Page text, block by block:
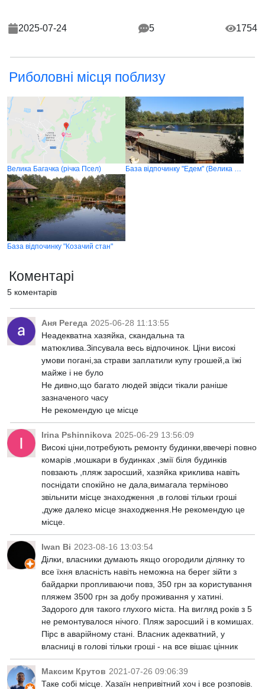
2025-07-24 5 1754
Риболовні місця поблизу
Велика Багачка (річка Псел) База відпочинку "Едем" (Велика Багачка)
База відпочинку "Козачий стан"
Коментарі
5 коментарів
Аня Регеда 2025-06-28 11:13:55
Неадекватна хазяйка, скандальна та
матюклива.Зіпсувала весь відпочинок. Ціни високі
умови погані,за страви заплатили купу грошей,а їжі
майже і не було
Не дивно,що багато людей звідси тікали раніше
зазначеного часу
Не рекомендую це місце
Irina Pshinnikova 2025-06-29 13:56:09
Високі ціни,потребують ремонту будинки,ввечері повно
комарів ,мошкари в будинках ,змії біля будинків
повзають ,пляж заросший, хазяйка криклива навіть
поснідати спокійно не дала,вимагала терміново
звільнити місце знаходження ,в голові тільки гроші
,дуже далеко місце знаходження.Не рекомендую це
місце.
Iwan Bi 2023-08-16 13:03:54
Ділки, власники думають якщо огородили ділянку то
все їхня власність навіть неможна на берег зійти з
байдарки пропливаючи повз, 350 грн за користування
пляжем 3500 грн за добу проживання у хатині.
Задорого для такого глухого міста. На вигляд років з 5
не ремонтувалося нічого. Пляж заросший і в комишах.
Пірс в аварійному стані. Власник адекватний, у
власниці в голові тільки гроші - на все вішає цінник
Максим Крутов 2021-07-26 09:06:39
Таке собі місце. Хазаїн непривітний хоч і все розповів.